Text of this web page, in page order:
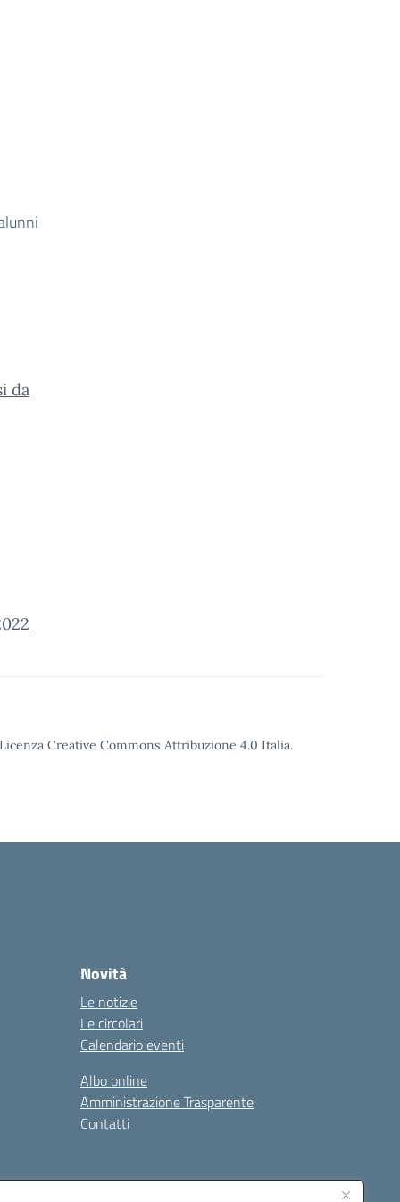
da
Creative Commons Attribuzione 4.0 Italia.
Novità
Le notizie
Le circolari
Calendario eventi
Albo online
Amministrazione Trasparente
Contatti